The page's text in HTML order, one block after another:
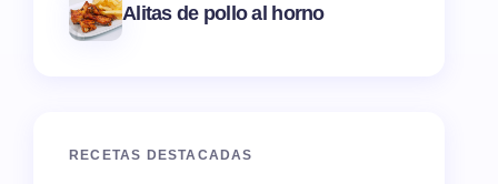
Alitas de pollo al horno
RECETAS DESTACADAS